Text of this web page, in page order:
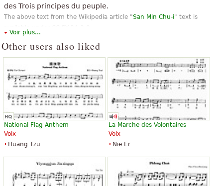
des Trois principes du peuple.
The above text from the Wikipedia article "San Min Chu-i" text is
Voir plus...
Other users also liked
National Flag Anthem
Voix
Huang Tzu
La Marche des Volontaires
Voix
Nie Er